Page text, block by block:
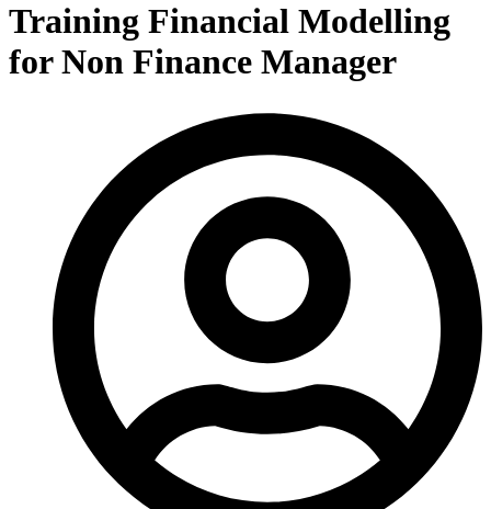
Training Financial Modelling
for Non Finance Manager